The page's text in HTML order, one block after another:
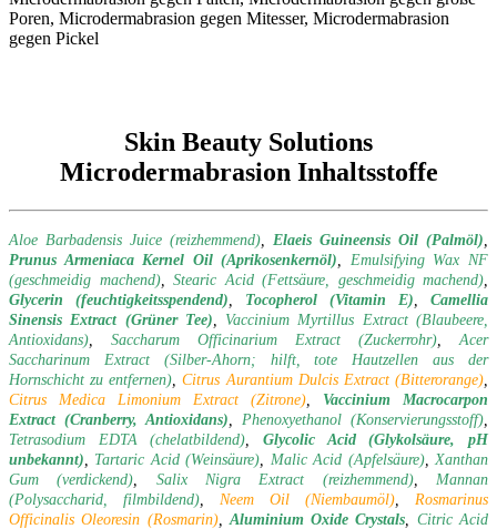
Skin Beauty Solutions
Microdermabrasion Inhaltsstoffe
Aloe Barbadensis Juice (reizhemmend) Elaeis Guineensis Oil (Palmöl)
Prunus Armeniaca Kernel Oil (Aprikosenkernöl)
Emulsifying Wax NF
(geschmeidig machend), Stearic Acid (Fettsäure, geschmeidig machend)
Glycerin (feuchtigkeitsspendend)
Tocopherol (Vitamin E)
Camellia
Sinensis Extract (Grüner Tee)
Vaccinium Myrtillus Extract (Blaubeere,
Antioxidans)
Saccharum Officinarium Extract (Zuckerrohr)
Acer
Saccharinum Extract (Silber-Ahorn; hilft, tote Hautzellen aus der
Hornschicht zu entfernen) ,Citrus Aurantium Dulcis Extract (Bitterorange)
Citrus Medica Limonium Extract (Zitrone)
Vaccinium Macrocarpon
Extract (Cranberry, Antioxidans)
Phenoxyethanol (Konservierungsstoff)
Tetrasodium EDTA (chelatbildend) ,Glycolic Acid (Glykolsäure, pH
unbekannt)
Tartaric Acid (Weinsäure) Malic Acid (Apfelsäure), Xanthan
Gum (verdickend)
Salix Nigra Extract (reizhemmend), Mannan
(Polysaccharid, filmbildend)
Neem Oil (Niembaumöl)
Rosmarinus
Officinalis Oleoresin (Rosmarin), Aluminium Oxide Crystals
Citric Acid